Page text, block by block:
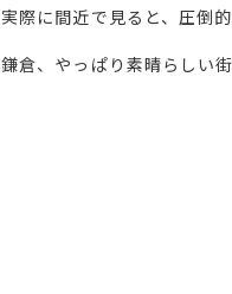
実際に間近で見ると、圧倒
鎌倉、やっぱり素晴らしい街